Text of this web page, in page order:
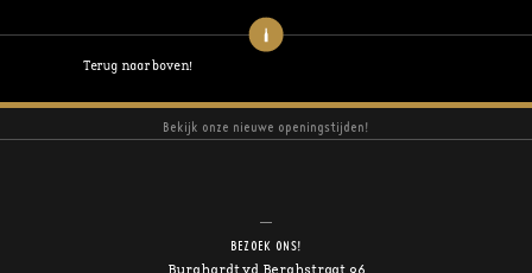
Terug naar boven!
Bekijk onze nieuwe openingstijden!
BEZOEK ONS!
Burghardt vd Berghstraat 96